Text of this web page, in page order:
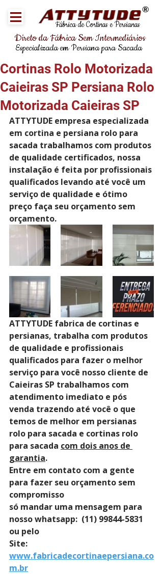
Fábrica de Cortinas e Persianas
®
Direto da Fábrica Sem Intermediários
Especializada em Persiana para Sacada
Cortinas Rolo Motorizada
Caieiras SP Persiana Rolo
Motorizada Caieiras SP
ATTYTUDE empresa especializada
em cortina e persiana rolo para
sacada trabalhamos com produtos
de qualidade certificados, nossa
instalação é feita por profissionais
qualificados levando até você um
serviço de qualidade e ótimo
preço faça seu orçamento sem
orçamento.
ATTYTUDE fabrica de cortinas e
persianas, trabalha com produtos
de qualidade e profissionais
qualificados para fazer o melhor
serviço para você nosso cliente de
Caieiras SP trabalhamos com
atendimento imediato e pós
venda trazendo até você o que
temos de melhor em persianas
rolo para sacada e cortinas rolo
para sacada com dois anos de
garantia.
Entre em contato com a gente
para fazer seu orçamento sem
compromisso
só mandar uma mensagem para
nosso whatsapp:  (11) 99844-5831
ou pelo
Site:
www.fabricadecortinaepersiana.co
m.br